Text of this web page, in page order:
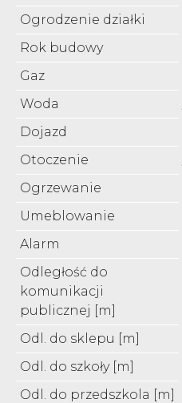
Ogrodzenie działki
Rok budowy
Gaz
Woda
Dojazd
Otoczenie
Ogrzewanie
Umeblowanie
Alarm
Odległość do
komunikacji
publicznej [m]
Odl. do sklepu [m]
Odl. do szkoły [m]
Odl. do przedszkola [m]